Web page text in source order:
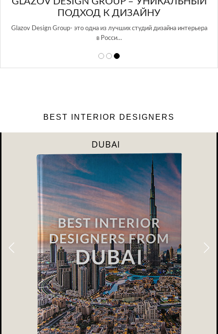
ПОДХОД К ДИЗАЙНУ
Glazov Design Group- это одна из лучших студий дизайна интерьера
в Росси…
BEST INTERIOR DESIGNERS
DUBAI